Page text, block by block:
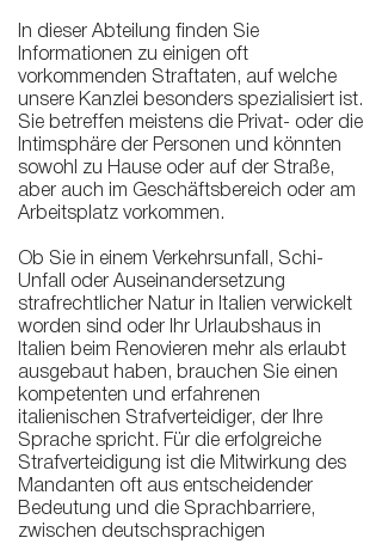
In dieser Abteilung finden Sie
Informationen zu einigen oft
vorkommenden Straftaten, auf welche
unsere Kanzlei besonders spezialisiert ist.
Sie betreffen meistens die Privat- oder die
Intimsphäre der Personen und könnten
sowohl zu Hause oder auf der Straße,
aber auch im Geschäftsbereich oder am
Arbeitsplatz vorkommen.
Ob Sie in einem Verkehrsunfall, Schi-
Unfall oder Auseinandersetzung
strafrechtlicher Natur in Italien verwickelt
worden sind oder Ihr Urlaubshaus in
Italien beim Renovieren mehr als erlaubt
ausgebaut haben, brauchen Sie einen
kompetenten und erfahrenen
italienischen Strafverteidiger, der Ihre
Sprache spricht. Für die erfolgreiche
Strafverteidigung ist die Mitwirkung des
Mandanten oft aus entscheidender
Bedeutung und die Sprachbarriere,
zwischen deutschsprachigen